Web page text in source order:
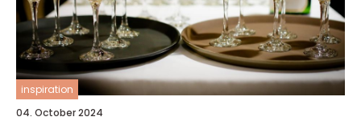
inspiration
04. October 2024